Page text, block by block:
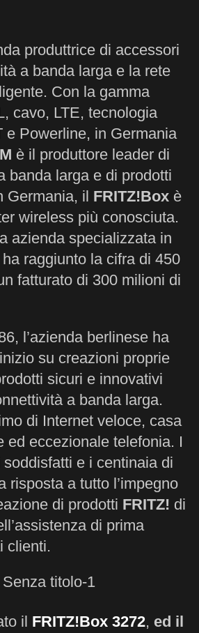
produttrice di accessori
a banda larga e la rete
Con la gamma
cavo, LTE, tecnologia
e Powerline, in Germania
è il produttore leader di
banda larga e di prodotti
Germania, il FRITZ!Box è
wireless più conosciuta.
azienda specializzata in
raggiunto la cifra di 450
fatturato di 300 milioni di
l’azienda berlinese ha
su creazioni proprie
sicuri e innovativi
a banda larga.
di Internet veloce, casa
ed eccezionale telefonia. I
e i centinaia di
risposta a tutto l’impegno
di prodotti FRITZ! di
di prima
clienti.
il FRITZ!Box 3272, ed il